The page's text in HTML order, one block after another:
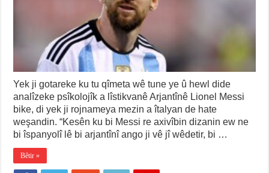
Yek ji gotareke ku tu qîmeta wê tune ye û hewl dide
analîzeke psîkolojîk a lîstikvanê Arjantînê Lionel Messi
bike, di yek ji rojnameya mezin a îtalyan de hate
weşandin. “Kesên ku bi Messi re axivîbin dizanin ew ne
bi îspanyolî lê bi arjantînî ango ji vê jî wêdetir, bi …
Bêtir »